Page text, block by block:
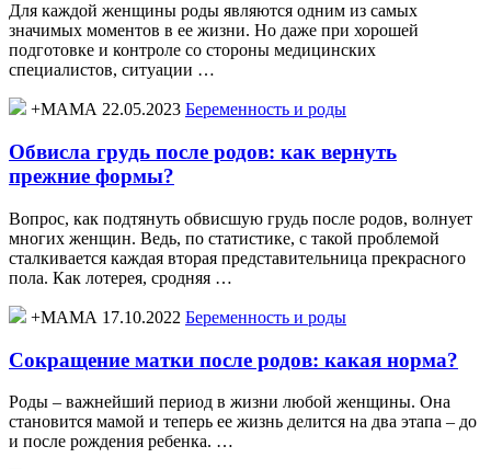
Для каждой женщины роды являются одним из самых
значимых моментов в ее жизни. Но даже при хорошей
подготовке и контроле со стороны медицинских
специалистов, ситуации …
+МАМА 22.05.2023 Беременность и роды
Обвисла грудь после родов: как вернуть
прежние формы?
Вопрос, как подтянуть обвисшую грудь после родов, волнует
многих женщин. Ведь, по статистике, с такой проблемой
сталкивается каждая вторая представительница прекрасного
пола. Как лотерея, сродняя …
+МАМА 17.10.2022 Беременность и роды
Сокращение матки после родов: какая норма?
Роды – важнейший период в жизни любой женщины. Она
становится мамой и теперь ее жизнь делится на два этапа – до
и после рождения ребенка. …